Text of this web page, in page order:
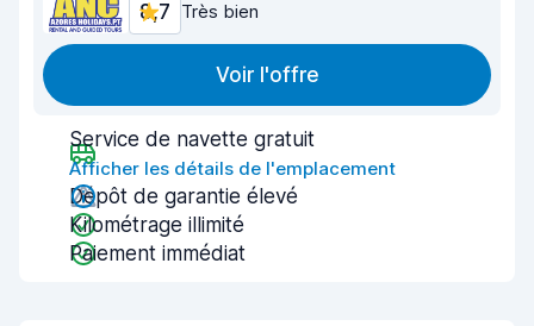
8,7 Très bien
Voir l'offre
Service de navette gratuit
Afficher les détails de l'emplacement
Dépôt de garantie élevé
Kilométrage illimité
Paiement immédiat